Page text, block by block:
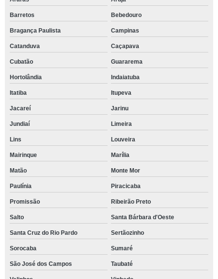
Barretos Bebedouro
Bragança Paulista Campinas
Catanduva Caçapava
Cubatão Guararema
Hortolândia Indaiatuba
Itatiba Itupeva
Jacareí Jarinu
Jundiaí Limeira
Lins Louveira
Mairinque Marília
Matão Monte Mor
Paulínia Piracicaba
Promissão Ribeirão Preto
Salto Santa Bárbara d'Oeste
Santa Cruz do Rio Pardo Sertãozinho
Sorocaba Sumaré
São José dos Campos Taubaté